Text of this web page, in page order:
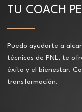
TU COACH
Puedo ayudarte a
técnicas de PNL, te
éxito y el bienestar.
transformación.